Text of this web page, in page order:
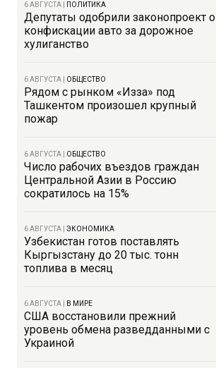
6 АВГУСТА ПОЛИТИКА
Депутаты одобрили законопроект о
конфискации авто за дорожное
хулиганство
6 АВГУСТА ОБЩЕСТВО
Рядом с рынком «Изза» под
Ташкентом произошел крупный
пожар
6 АВГУСТА ОБЩЕСТВО
Число рабочих въездов граждан
Центральной Азии в Россию
сократилось на 15%
6 АВГУСТА ЭКОНОМИКА
Узбекистан готов поставлять
Кыргызстану до 20 тыс. тонн
топлива в месяц
6 АВГУСТА В МИРЕ
США восстановили прежний
уровень обмена разведданными с
Украиной